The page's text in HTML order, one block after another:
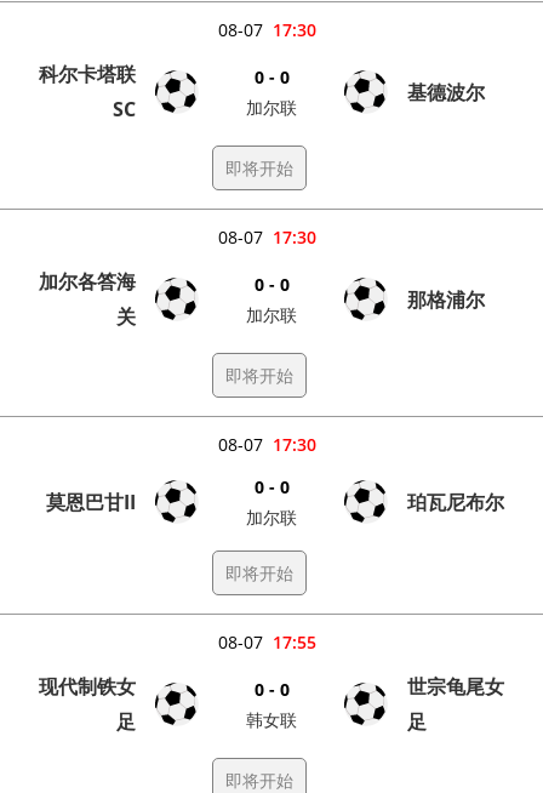
17:30
08-07
科尔卡塔联
SC
0 - 0
加尔联
基德波尔
即将开始
17:30
08-07
加尔各答海
关
0 - 0
加尔联
那格浦尔
即将开始
17:30
08-07
莫恩巴甘II
0 - 0
加尔联
珀瓦尼布尔
即将开始
17:55
08-07
现代制铁女
足
0 - 0
韩女联
世宗龟尾女
足
即将开始